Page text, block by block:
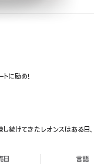
トに励め!
続けてきたレオンスはある日
帝国の平和を脅かす謎の組織
日 言語